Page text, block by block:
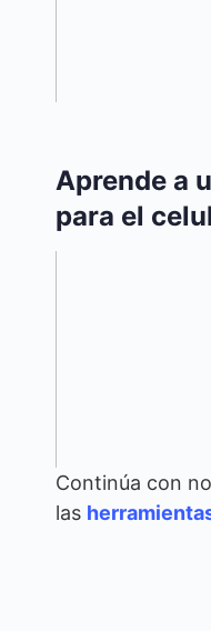
Aprende a
para el
Continúa con
las